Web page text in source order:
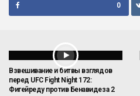
0
Взвешивание и битвы взглядов
перед UFC Fight Night 172:
Фигейреду против Бенавидеза 2